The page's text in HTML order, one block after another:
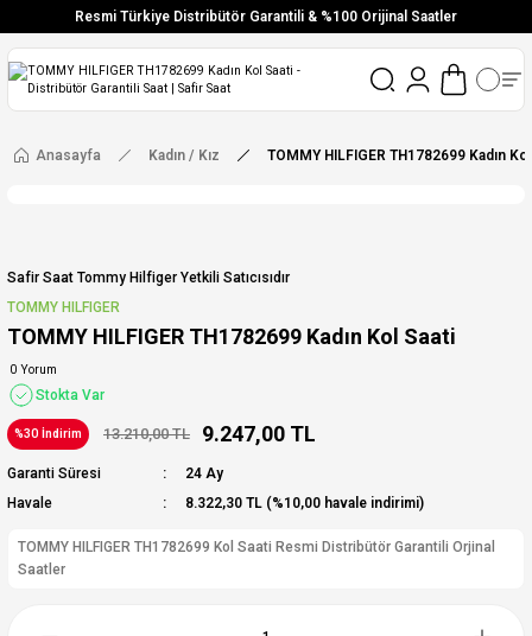
Resmi Türkiye Distribütör Garantili & %100 Orijinal Saatler
Vade Farksız 6 Taksit
Aynı Gün Stoktan Gönderim
Ücretsiz Kargo
Anasayfa Kadın / Kız TOMMY HILFIGER TH1782699 Kadın
Safir Saat Tommy Hilfiger Yetkili Satıcısıdır
TOMMY HILFIGER
TOMMY HILFIGER TH1782699 Kadın Kol Saati
0 Yorum
Stokta Var
%30 İndirim 13.210,00 TL 9.247,00 TL
Garanti Süresi
24 Ay
Havale
8.322,30 TL (%10,00 havale indirimi)
TOMMY HILFIGER TH1782699 Kol Saati Resmi Distribütör Garantili Orjinal
Saatler